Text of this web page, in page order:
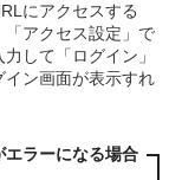
にアクセスする
「アクセス設定」で
して「ログイン」
ン画面が表示すれ
ラーになる場合